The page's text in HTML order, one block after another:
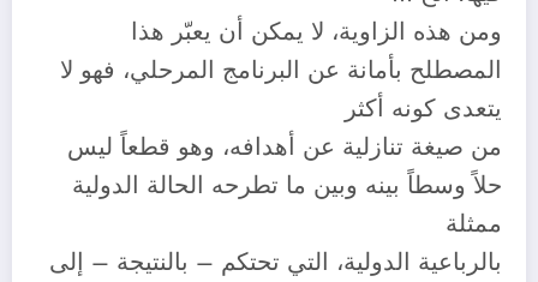
ومن هذه الزاوية، لا يمكن أن يعبّر هذا
المصطلح بأمانة عن البرنامج المرحلي، فهو لا
يتعدى كونه أكثر
من صيغة تنازلية عن أهدافه، وهو قطعاً ليس
حلاً وسطاً بينه وبين ما تطرحه الحالة الدولية
ممثلة
بالرباعية الدولية، التي تحتكم – بالنتيجة – إلى